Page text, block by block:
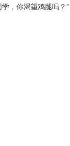
，你渴望鸡腿吗